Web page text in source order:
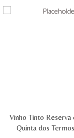
Vinho Tinto Reserva
Quinta dos